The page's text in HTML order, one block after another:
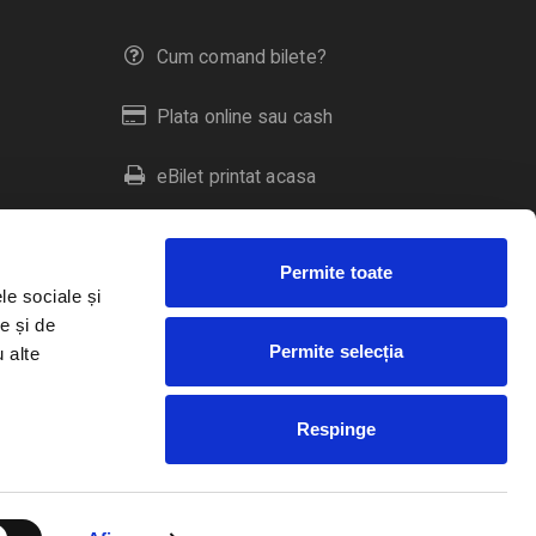
sociale și
și de
alte
Permite toate
Permite selecția
Respinge
Cum comand bilete?
Plata online sau cash
eBilet printat acasa
Livrare prin curier
Duplicare bilete